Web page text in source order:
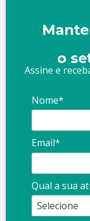
o
Assine e
Nome*
Email*
Qual a sua